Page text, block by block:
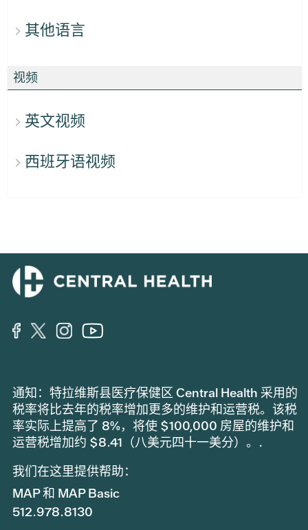
其他语言
视频
英文视频
西班牙语视频
通知：特拉维斯县医疗保健区 Central Health 采用的
税率将比去年的税率增加更多的维护和运营税。该税
率实际上提高了 8%，将使 $100,000 房屋的维护和
运营税增加约 $8.41（八美元四十一美分）。.
我们在这里提供帮助：
MAP 和 MAP Basic
512.978.8130